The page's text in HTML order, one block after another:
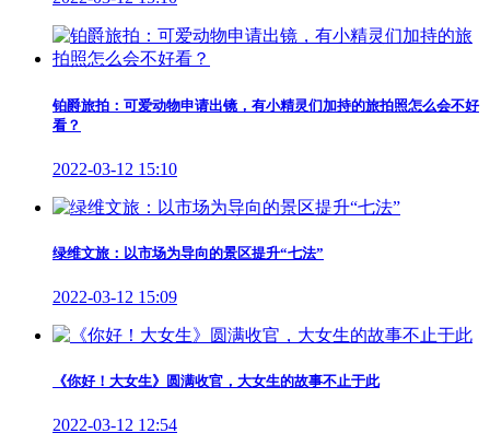
铂爵旅拍：可爱动物申请出镜，有小精灵们加持的旅拍照怎么会不好
看？
2022-03-12 15:10
绿维文旅：以市场为导向的景区提升“七法”
2022-03-12 15:09
《你好！大女生》圆满收官，大女生的故事不止于此
2022-03-12 12:54